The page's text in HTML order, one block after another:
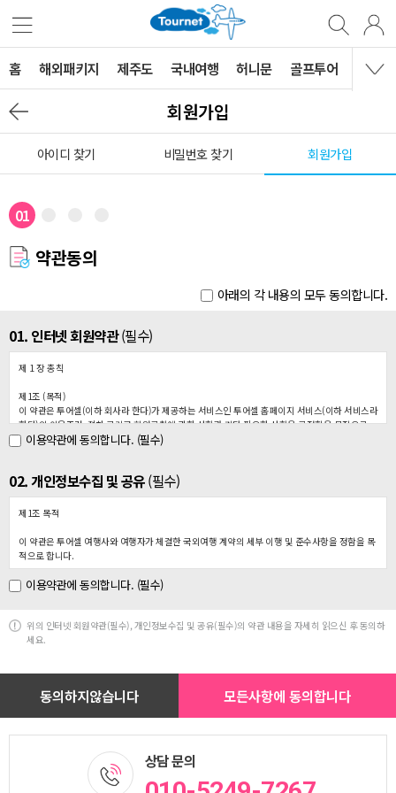
홈 해외패키지 제주도 국내여행 허니문 골프투어 MVG
회원가입
아이디 찾기 비밀번호 찾기 회원가입
01
약관동의
아래의 각 내용의 모두 동의합니다.
01. 인터넷 회원약관(필수)
제 1 장 총칙
제1조 (목적)
이 약관은 투어셀(이하 회사라 한다)가 제공하는 서비스인 투어셀 홈페이지 서비스(이하 서비스라
한다)의 이용조건, 절차 그리고 회원규칙에 관한 사항과 기타 필요한 사항을 규정함을 목적으로
합니다.
이 약관의 내용은 서비스 화면에 게시하거나 기타의 방법으로 회원에게 공지함으로서 효력을 발
생합니다. 회사는 이 규정을 변경할 수 있으며, 변경된 규정은 제1항과 같은 방법으로 공지함으로
서 효력을 발생합니다.
제 3 조 (약관의 준칙)
이 약관에 명시되지 않은 사항은 전기통신기본법, 전기통신사업법 및 기타관계법령의 규정에 따
릅니다.
제 4 조 (용어의 정의)
① 회원 : 회사와 서비스 이용계약을 체결한 자
② 아이디(ID) : 회원식별과 회원의 서비스 이용을 위하여 회원이 선정하고 회사가 승인한 문자와
하기 위하여 회원이 정한 문자와 숫자의 조합
⑤ 관리자 : 서비스의 전반적인 관리와 원활한 운영을 위하여 회사에서 선정한 사람
⑥ 해지 : 회사 또는 회원이 서비스 개통 후 이용계약을 해약 하는 것
⑦ 포인트 : 회사에서 제공하는 상품을 구입하거나 회사에서 제공하는 서비스를 이용함으로서 얻
게되는 가상의 통화단위로서 회사가 선별하여 제공
이용약관에 동의합니다. (필수)
02. 개인정보수집 및 공유(필수)
제1조 목적
이 약관은 투어셀 여행사와 여행자가 체결한 국외여행 계약의 세부 이행 및 준수사항을 정함을 목
적으로 합니다.
제2조 여행업자와 여행자 의무
2. 여행자는 안전하고 즐거운 여행을 위하여 여행자간 화합 도모 및 여행업자의 여행질서 유지에
적극 협조하여야 합니다.
시하는 여행
2. 희망 여행 : 여행자(개인 또는 단체)가 희망하는 여행 조건에 따라 여행업자가 운송·숙식·관광
등 여행에 관한 전반적인 계획을 수립하여 실시하는 여행
3. 해외여행 수속대행(이하 수속대행계약이라 함) : 여행업자가 여행자로부터 소정의 수속대행요
이용약관에 동의합니다. (필수)
위의 인터넷 회원약관(필수), 개인정보수집 및 공유(필수)의 약관 내용을 자세히 읽으신 후 동의하
세요.
상담 문의